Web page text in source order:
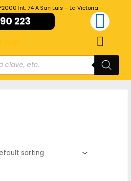
Int. 74 A San Luis – La Victoria
223